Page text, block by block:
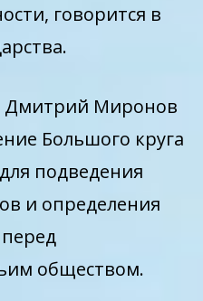
говорится в
Дмитрий Миронов
Большого круга
подведения
и определения
обществом.